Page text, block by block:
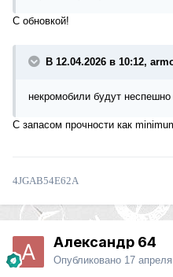
С обновкой!
В 12.04.2026 в 10:12,
некромобили будут неспешно
С запасом прочности как
4JGAB54E62A
Александр 64
Опубликовано 17 апреля